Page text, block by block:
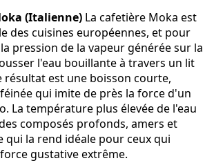
(Italienne) La cafetière Moka est
des cuisines européennes, et pour
pression de la vapeur générée sur la
l'eau bouillante à travers un lit
résultat est une boisson courte,
qui imite de près la force d'un
La température plus élevée de l'eau
composés profonds, amers et
qui la rend idéale pour ceux qui
gustative extrême.